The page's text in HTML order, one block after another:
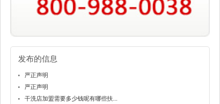
发布的信息
严正声明
严正声明
干洗店加盟需要多少钱呢有哪些扶...